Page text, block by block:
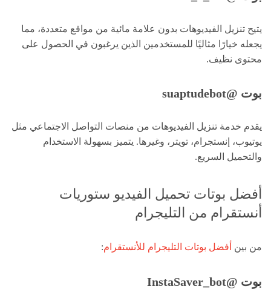
يتيح تنزيل الفيديوهات بدون علامة مائية من مواقع متعددة، مما
يجعله خيارًا مثاليًا للمستخدمين الذين يرغبون في الحصول على
محتوى نظيف.
بوت @suaptudebot
يقدم خدمة تنزيل الفيديوهات من منصات التواصل الاجتماعي مثل
يوتيوب، إنستجرام، تويتر، وغيرها. يتميز بسهولة الاستخدام
والتحميل السريع.
أفضل بوتات تحميل الفيديو ستوريات
أنستقرام من التليجرام
من بين أفضل بوتات التليجرام للأنستقرام:
بوت @InstaSaver_bot